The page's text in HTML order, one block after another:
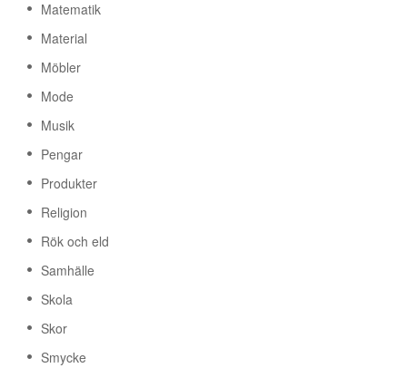
Matematik
Material
Möbler
Mode
Musik
Pengar
Produkter
Religion
Rök och eld
Samhälle
Skola
Skor
Smycke